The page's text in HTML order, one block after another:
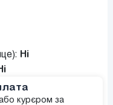
Ні
курєром за